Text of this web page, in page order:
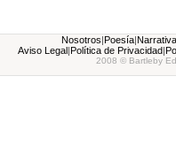
Nosotros|Poesía|Narrativa
Aviso Legal|Política de Privacidad|
2008 © Bartleby